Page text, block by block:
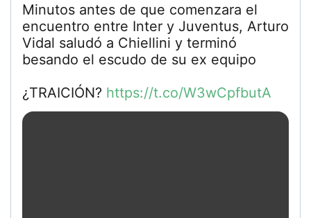
Minutos antes de que comenzara el
encuentro entre Inter y Juventus, Arturo
Vidal saludó a Chiellini y terminó
besando el escudo de su ex equipo
¿TRAICIÓN? https://t.co/W3wCpfbutA